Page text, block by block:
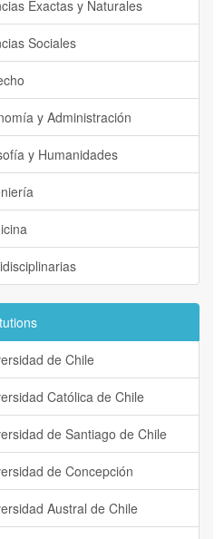
Exactas y Naturales
Sociales
y Administración
y Humanidades
de Chile
Católica de Chile
de Santiago de Chile
de Concepción
Austral de Chile